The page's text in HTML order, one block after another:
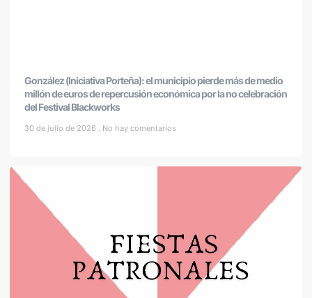
González (Iniciativa Porteña): el municipio pierde más de medio
millón de euros de repercusión económica por la no celebración
del Festival Blackworks
30 de julio de 2026 No hay comentarios